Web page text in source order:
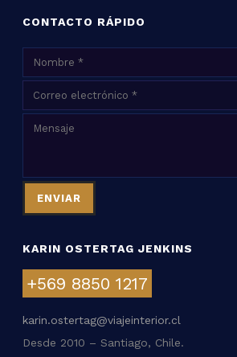
CONTACTO RÁPIDO
KARIN OSTERTAG JENKINS
+569 8850 1217
karin.ostertag@viajeinterior.cl
Desde 2010 – Santiago, Chile.